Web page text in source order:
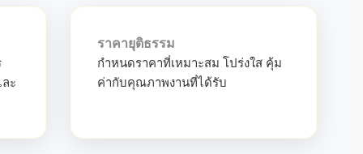
ะ
ราคายุติธรรม
กำหนดราคาที่เหมาะสม โปร่งใส คุ้ม
ค่ากับคุณภาพงานที่ได้รับ